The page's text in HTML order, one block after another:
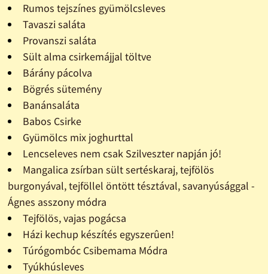
Rumos tejszínes gyümölcsleves
Tavaszi saláta
Provanszi saláta
Sült alma csirkemájjal töltve
Bárány pácolva
Bögrés sütemény
Banánsaláta
Babos Csirke
Gyümölcs mix joghurttal
Lencseleves nem csak Szilveszter napján jó!
Mangalica zsírban sült sertéskaraj, tejfölös
burgonyával, tejföllel öntött tésztával, savanyúsággal -
Ágnes asszony módra
Tejfölös, vajas pogácsa
Házi kechup készítés egyszerûen!
Túrógombóc Csibemama Módra
Tyúkhúsleves